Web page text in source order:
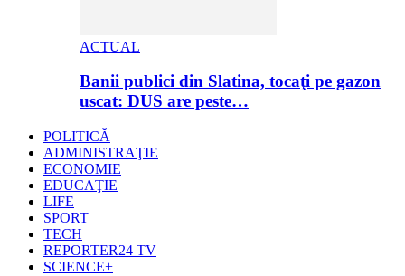
ACTUAL
Banii publici din Slatina, tocaţi pe gazon
uscat: DUS are peste…
POLITICĂ
ADMINISTRAŢIE
ECONOMIE
EDUCAŢIE
LIFE
SPORT
TECH
REPORTER24 TV
SCIENCE+